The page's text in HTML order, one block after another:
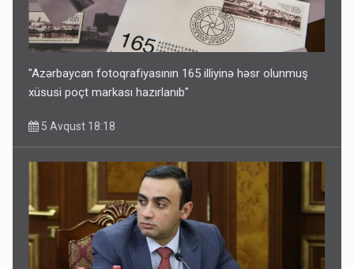
"Azərbaycan fotoqrafiyasının 165 illiyinə həsr olunmuş
xüsusi poçt markası hazırlanıb"
5 Avqust 18:18